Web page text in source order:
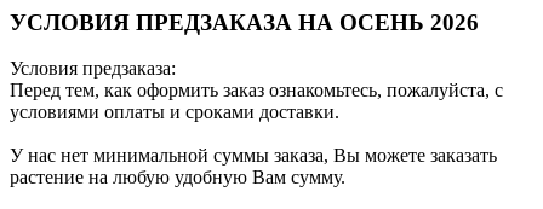
УСЛОВИЯ ПРЕДЗАКАЗА НА ОСЕНЬ 2026
Условия предзаказа:
Перед тем, как оформить заказ ознакомьтесь, пожалуйста, с
условиями оплаты и сроками доставки.
У нас нет минимальной суммы заказа, Вы можете заказать
растение на любую удобную Вам сумму.